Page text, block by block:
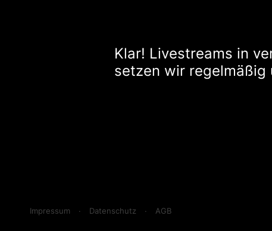
Klar! Livestreams in
setzen wir regelmäßig
Impressum · Datenschutz · AGB